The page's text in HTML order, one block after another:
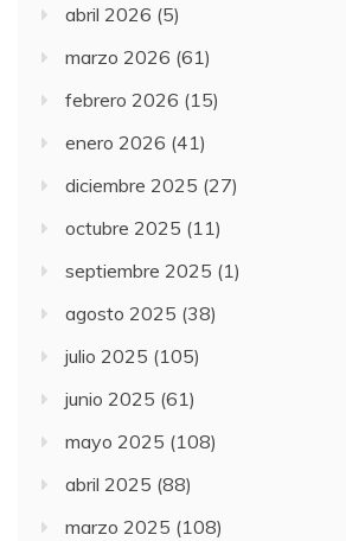
abril 2026 (5)
marzo 2026 (61)
febrero 2026 (15)
enero 2026 (41)
diciembre 2025 (27)
octubre 2025 (11)
septiembre 2025 (1)
agosto 2025 (38)
julio 2025 (105)
junio 2025 (61)
mayo 2025 (108)
abril 2025 (88)
marzo 2025 (108)